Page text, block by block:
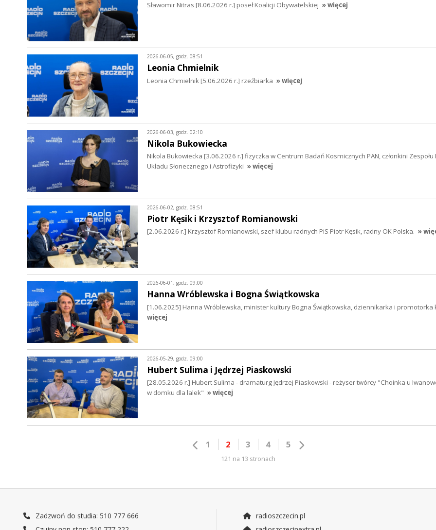
Sławomir Nitras [8.06.2026 r.] poseł Koalicji Obywatelskiej » więcej
2026-06-05, godz. 08:51
Leonia Chmielnik
Leonia Chmielnik [5.06.2026 r.] rzeźbiarka » więcej
2026-06-03, godz. 02:10
Nikola Bukowiecka
Nikola Bukowiecka [3.06.2026 r.] fizyczka w Centrum Badań Kosmicznych PAN, członkini Zespołu
Układu Słonecznego i Astrofizyki » więcej
2026-06-02, godz. 08:51
Piotr Kęsik i Krzysztof Romianowski
[2.06.2026 r.] Krzysztof Romianowski, szef klubu radnych PiS Piotr Kęsik, radny OK Polska. »
2026-06-01, godz. 09:00
Hanna Wróblewska i Bogna Świątkowska
[1.06.2025] Hanna Wróblewska, minister kultury Bogna Świątkowska, dziennikarka i promotorka
więcej
2026-05-29, godz. 09:00
Hubert Sulima i Jędrzej Piaskowski
[28.05.2026 r.] Hubert Sulima - dramaturg Jędrzej Piaskowski - reżyser twórcy "Choinka u
w domku dla lalek" » więcej
1 2 3 4 5
121 na 13 stronach
Zadzwoń do studia: 510 777 666
radioszczecin.pl